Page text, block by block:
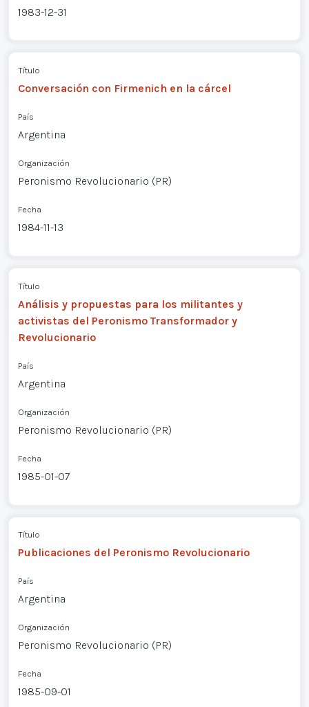
1983-12-31
Título
Conversación con Firmenich en la cárcel
País
Argentina
Organización
Peronismo Revolucionario (PR)
Fecha
1984-11-13
Título
Análisis y propuestas para los militantes y
activistas del Peronismo Transformador y
Revolucionario
País
Argentina
Organización
Peronismo Revolucionario (PR)
Fecha
1985-01-07
Título
Publicaciones del Peronismo Revolucionario
País
Argentina
Organización
Peronismo Revolucionario (PR)
Fecha
1985-09-01